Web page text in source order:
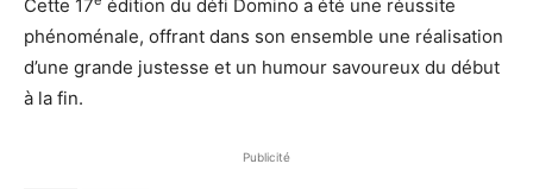
Cette 17
édition du défi Domino a été une réussite
phénoménale, offrant dans son ensemble une réalisation
d’une grande justesse et un humour savoureux du début
à la fin.
Publicité